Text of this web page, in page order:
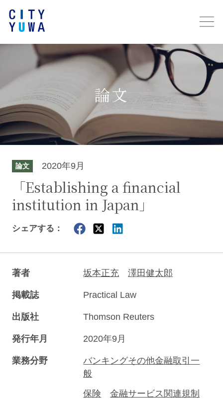
論文
論文 2020年9月
「Establishing a financial
institution in Japan」
シェアする：
著者 坂本正充 澤田健太郎
掲載誌 Practical Law
出版社 Thomson Reuters
発行年月 2020年9月
業務分野
バンキングその他金融取引一
般
保険 金融サービス関連規制